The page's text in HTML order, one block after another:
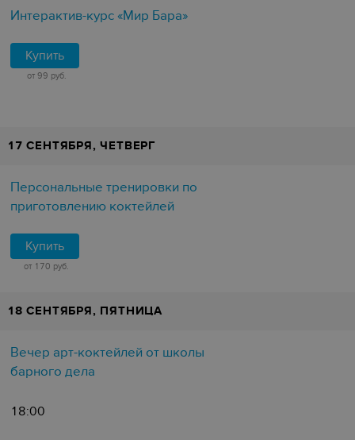
Интерактив-курс «Мир Бара»
Купить
от 99 руб.
17 СЕНТЯБРЯ, ЧЕТВЕРГ
Персональные тренировки по
приготовлению коктейлей
Купить
от 170 руб.
18 СЕНТЯБРЯ, ПЯТНИЦА
Вечер арт-коктейлей от школы
барного дела
18:00